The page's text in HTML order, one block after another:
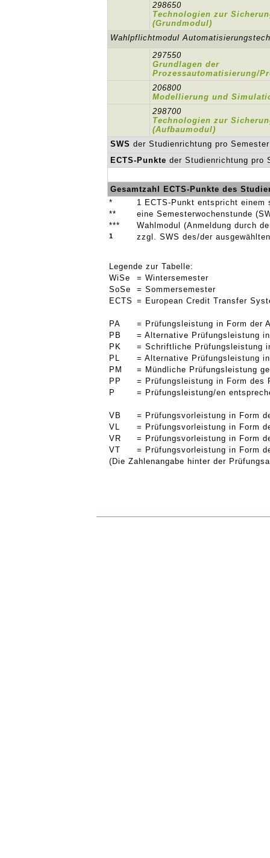
298650
Technologien zur
(Grundmodul)
Wahlpflichtmodul
297550
Grundlagen der
Prozessautomatisierung/
206800
Modellierung und
298700
Technologien zur
(Aufbaumodul)
SWS der Studienrichtung pro Semester
ECTS-Punkte der Studienrichtung pro
Gesamtzahl ECTS-Punkte des
*
1 ECTS-Punkt entspricht einem
**
eine Semesterwochenstunde
***
Wahlmodul (Anmeldung durch
1 zzgl. SWS des/der
Legende zur Tabelle:
WiSe
= Wintersemester
SoSe
= Sommersemester
ECTS
= European Credit Transfer
PA
= Prüfungsleistung in Form der
PB
= Alternative Prüfungsleistung
PK
= Schriftliche Prüfungsleistung
PL
= Alternative Prüfungsleistung
PM
= Mündliche Prüfungsleistung
PP
= Prüfungsleistung in Form des
P
= Prüfungsleistung/en
VB
= Prüfungsvorleistung in Form
VL
= Prüfungsvorleistung in Form
VR
= Prüfungsvorleistung in Form
VT
= Prüfungsvorleistung in Form
(Die Zahlenangabe hinter der